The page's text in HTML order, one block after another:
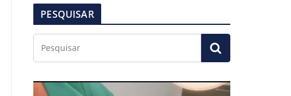
PESQUISAR